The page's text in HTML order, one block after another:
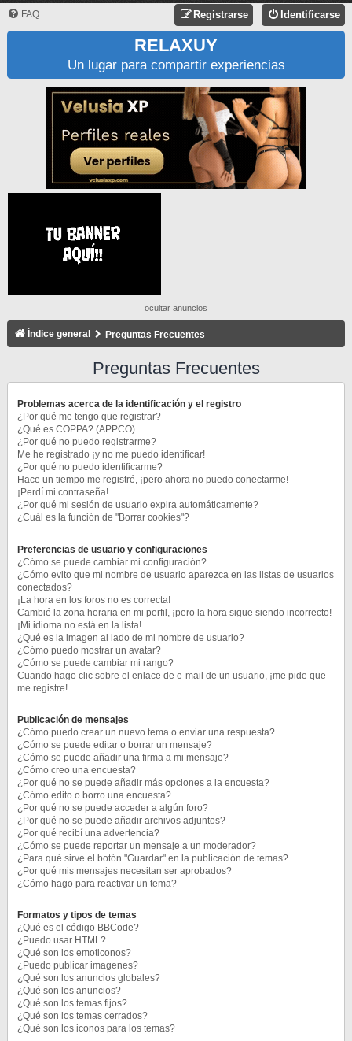
FAQ Identificarse
Registrarse
RELAXUY
Un lugar para compartir experiencias
ocultar anuncios
Índice general Preguntas Frecuentes
Preguntas Frecuentes
Problemas acerca de la identificación y el registro
¿Por qué me tengo que registrar?
¿Qué es COPPA? (APPCO)
¿Por qué no puedo registrarme?
Me he registrado ¡y no me puedo identificar!
¿Por qué no puedo identificarme?
Hace un tiempo me registré, ¡pero ahora no puedo conectarme!
¡Perdí mi contraseña!
¿Por qué mi sesión de usuario expira automáticamente?
¿Cuál es la función de "Borrar cookies"?
Preferencias de usuario y configuraciones
¿Cómo se puede cambiar mi configuración?
¿Cómo evito que mi nombre de usuario aparezca en las listas de usuarios
conectados?
¡La hora en los foros no es correcta!
Cambié la zona horaria en mi perfil, ¡pero la hora sigue siendo incorrecto!
¡Mi idioma no está en la lista!
¿Qué es la imagen al lado de mi nombre de usuario?
¿Cómo puedo mostrar un avatar?
¿Cómo se puede cambiar mi rango?
Cuando hago clic sobre el enlace de e-mail de un usuario, ¡me pide que
me registre!
Publicación de mensajes
¿Cómo puedo crear un nuevo tema o enviar una respuesta?
¿Cómo se puede editar o borrar un mensaje?
¿Cómo se puede añadir una firma a mi mensaje?
¿Cómo creo una encuesta?
¿Por qué no se puede añadir más opciones a la encuesta?
¿Cómo edito o borro una encuesta?
¿Por qué no se puede acceder a algún foro?
¿Por qué no se puede añadir archivos adjuntos?
¿Por qué recibí una advertencia?
¿Cómo se puede reportar un mensaje a un moderador?
¿Para qué sirve el botón "Guardar" en la publicación de temas?
¿Por qué mis mensajes necesitan ser aprobados?
¿Cómo hago para reactivar un tema?
Formatos y tipos de temas
¿Qué es el código BBCode?
¿Puedo usar HTML?
¿Qué son los emoticonos?
¿Puedo publicar imagenes?
¿Qué son los anuncios globales?
¿Qué son los anuncios?
¿Qué son los temas fijos?
¿Qué son los temas cerrados?
¿Qué son los iconos para los temas?